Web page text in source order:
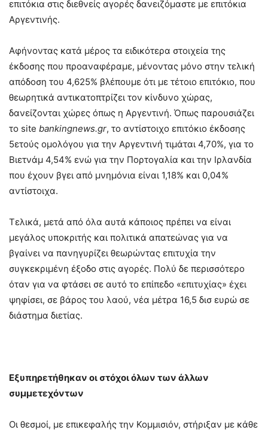
επιτόκια στις διεθνείς αγορές δανειζόμαστε με επιτόκια
Αργεντινής.
Αφήνοντας κατά μέρος τα ειδικότερα στοιχεία της
έκδοσης που προαναφέραμε, μένοντας μόνο στην τελική
απόδοση του 4,625% βλέπουμε ότι με τέτοιο επιτόκιο, που
θεωρητικά αντικατοπτρίζει τον κίνδυνο χώρας,
δανείζονται χώρες όπως η Αργεντινή. Όπως παρουσιάζει
το site bankingnews.gr, το αντίστοιχο επιτόκιο έκδοσης
5ετούς ομολόγου για την Αργεντινή τιμάται 4,70%, για το
Βιετνάμ 4,54% ενώ για την Πορτογαλία και την Ιρλανδία
που έχουν βγει από μνημόνια είναι 1,18% και 0,04%
αντίστοιχα.
Τελικά, μετά από όλα αυτά κάποιος πρέπει να είναι
μεγάλος υποκριτής και πολιτικά απατεώνας για να
βγαίνει να πανηγυρίζει θεωρώντας επιτυχία την
συγκεκριμένη έξοδο στις αγορές. Πολύ δε περισσότερο
όταν για να φτάσει σε αυτό το επίπεδο «επιτυχίας» έχει
ψηφίσει, σε βάρος του λαού, νέα μέτρα 16,5 δισ ευρώ σε
διάστημα διετίας.
Εξυπηρετήθηκαν οι στόχοι όλων των άλλων
συμμετεχόντων
Οι θεσμοί, με επικεφαλής την Κομμισιόν, στήριξαν με κάθε